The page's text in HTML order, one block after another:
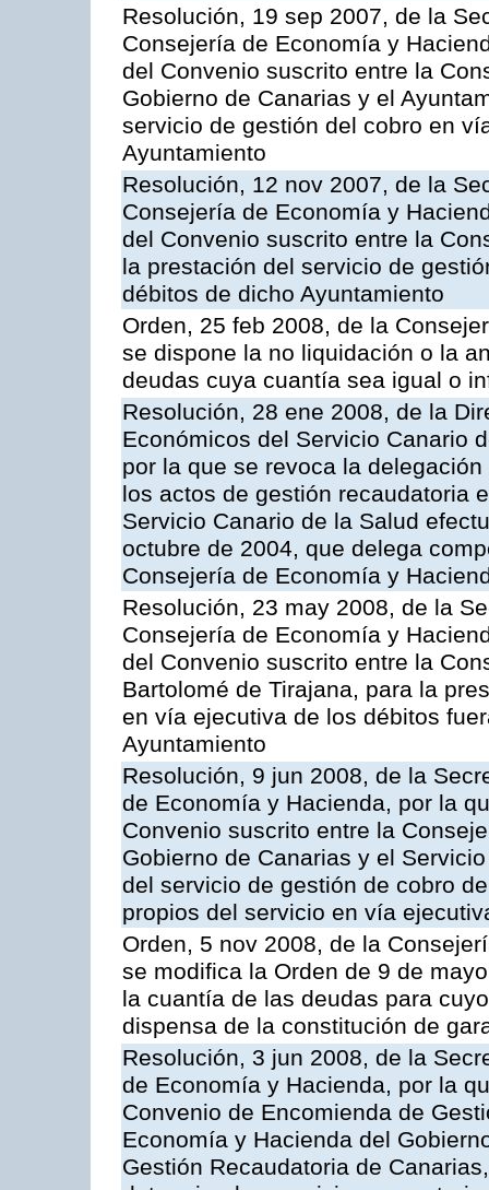
Resolución, 19 sep 2007, de la
Consejería de Economía y
del Convenio suscrito entre la
Gobierno de Canarias y el
servicio de gestión del cobro en
Ayuntamiento
Resolución, 12 nov 2007, de la
Consejería de Economía y
del Convenio suscrito entre la
la prestación del servicio de
débitos de dicho Ayuntamiento
Orden, 25 feb 2008, de la
se dispone la no liquidación o la
deudas cuya cuantía sea igual o
Resolución, 28 ene 2008, de la
Económicos del Servicio Canario
por la que se revoca la
los actos de gestión recaudatoria
Servicio Canario de la Salud
octubre de 2004, que delega
Consejería de Economía y
Resolución, 23 may 2008, de la
Consejería de Economía y
del Convenio suscrito entre la
Bartolomé de Tirajana, para la
en vía ejecutiva de los débitos
Ayuntamiento
Resolución, 9 jun 2008, de la
de Economía y Hacienda, por la
Convenio suscrito entre la
Gobierno de Canarias y el
del servicio de gestión de cobro
propios del servicio en vía
Orden, 5 nov 2008, de la
se modifica la Orden de 9 de
la cuantía de las deudas para
dispensa de la constitución de
Resolución, 3 jun 2008, de la
de Economía y Hacienda, por la
Convenio de Encomienda de
Economía y Hacienda del
Gestión Recaudatoria de